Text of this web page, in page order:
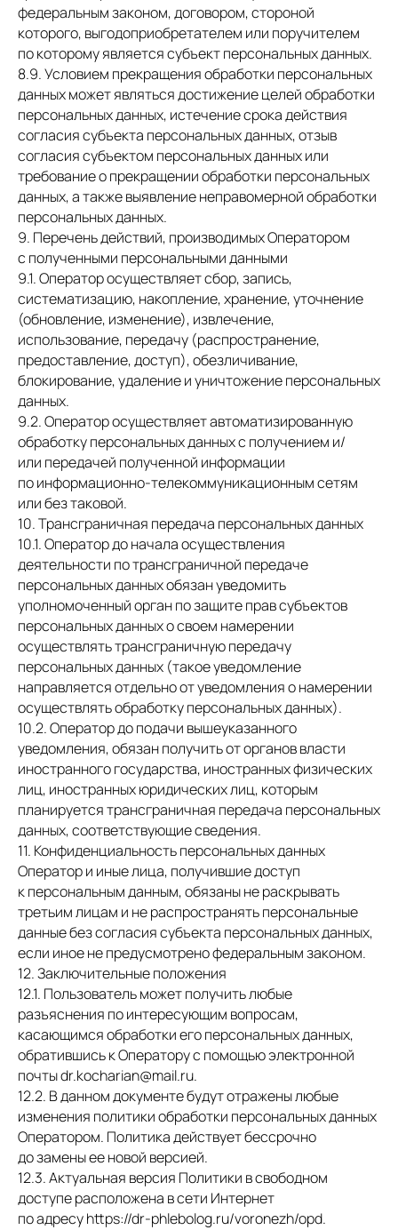
федеральным законом, договором, стороной
которого, выгодоприобретателем или поручителем
по которому является субъект персональных данных.
8.9. Условием прекращения обработки персональных
данных может являться достижение целей обработки
персональных данных, истечение срока действия
согласия субъекта персональных данных, отзыв
согласия субъектом персональных данных или
требование о прекращении обработки персональных
данных, а также выявление неправомерной обработки
персональных данных.
9. Перечень действий, производимых Оператором
с полученными персональными данными
9.1. Оператор осуществляет сбор, запись,
систематизацию, накопление, хранение, уточнение
(обновление, изменение), извлечение,
использование, передачу (распространение,
предоставление, доступ), обезличивание,
блокирование, удаление и уничтожение персональных
данных.
9.2. Оператор осуществляет автоматизированную
обработку персональных данных с получением и/
или передачей полученной информации
по информационно-телекоммуникационным сетям
или без таковой.
10. Трансграничная передача персональных данных
10.1. Оператор до начала осуществления
деятельности по трансграничной передаче
персональных данных обязан уведомить
уполномоченный орган по защите прав субъектов
персональных данных о своем намерении
осуществлять трансграничную передачу
персональных данных (такое уведомление
направляется отдельно от уведомления о намерении
осуществлять обработку персональных данных).
10.2. Оператор до подачи вышеуказанного
уведомления, обязан получить от органов власти
иностранного государства, иностранных физических
лиц, иностранных юридических лиц, которым
планируется трансграничная передача персональных
данных, соответствующие сведения.
11. Конфиденциальность персональных данных
Оператор и иные лица, получившие доступ
к персональным данным, обязаны не раскрывать
третьим лицам и не распространять персональные
данные без согласия субъекта персональных данных,
если иное не предусмотрено федеральным законом.
12. Заключительные положения
12.1. Пользователь может получить любые
разъяснения по интересующим вопросам,
касающимся обработки его персональных данных,
обратившись к Оператору с помощью электронной
почты dr.kocharian@mail.ru.
12.2. В данном документе будут отражены любые
изменения политики обработки персональных данных
Оператором. Политика действует бессрочно
до замены ее новой версией.
12.3. Актуальная версия Политики в свободном
доступе расположена в сети Интернет
по адресу https://dr-phlebolog.ru/voronezh/opd.